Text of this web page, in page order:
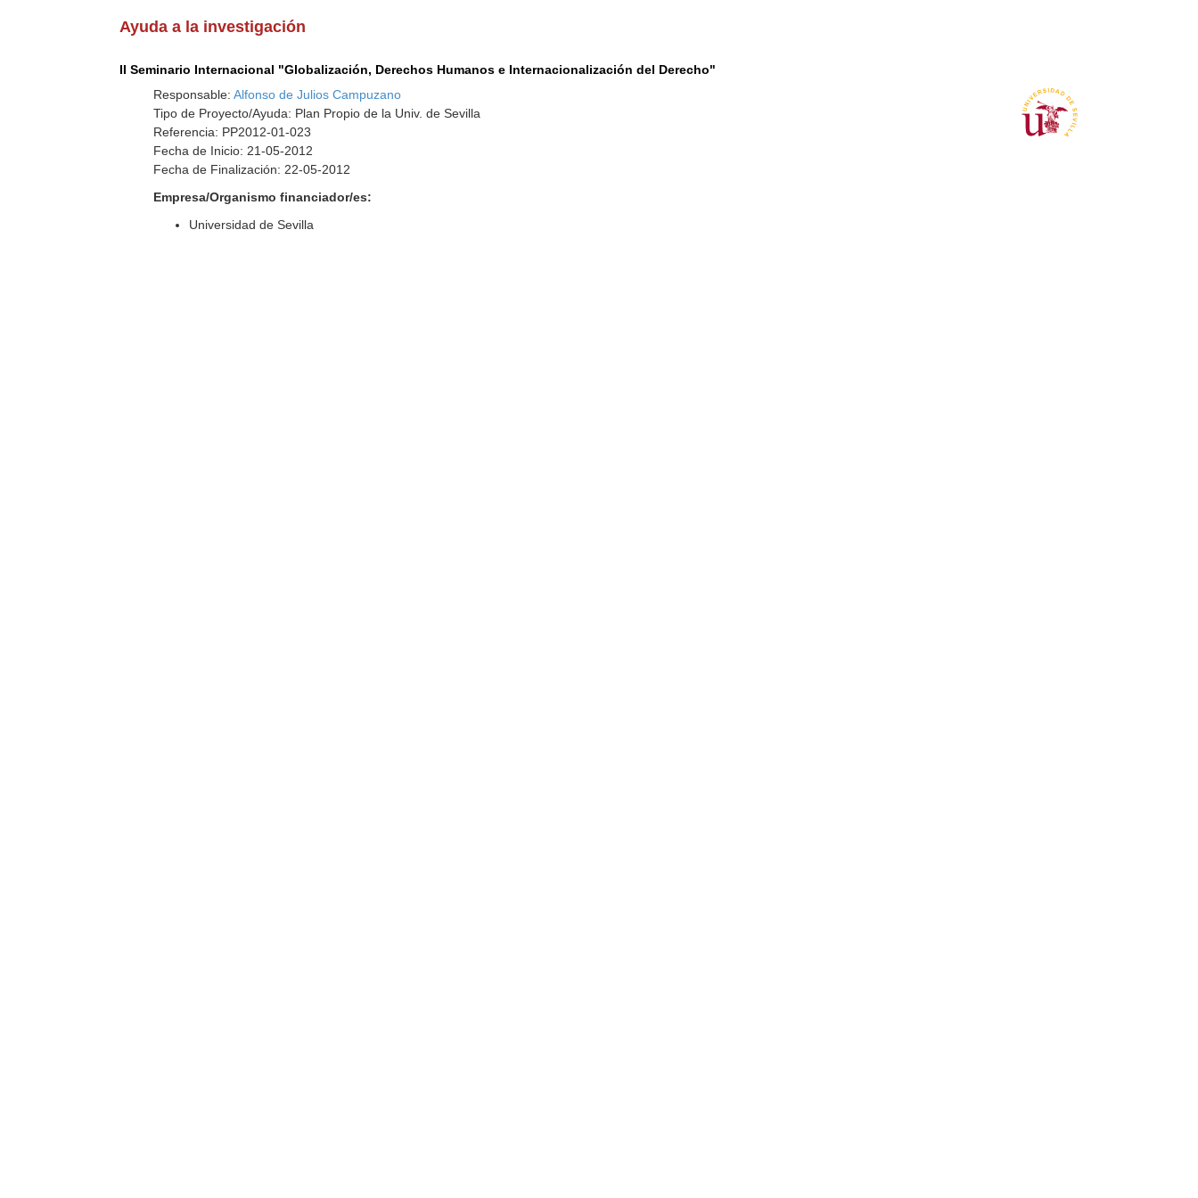
Ayuda a la investigación
II Seminario Internacional "Globalización, Derechos Humanos e Internacionalización del Derecho"
Responsable:Alfonso de Julios Campuzano
Tipo de Proyecto/Ayuda: Plan Propio de la Univ. de Sevilla
Referencia: PP2012-01-023
Fecha de Inicio: 21-05-2012
Fecha de Finalización: 22-05-2012
Empresa/Organismo financiador/es:
Universidad de Sevilla